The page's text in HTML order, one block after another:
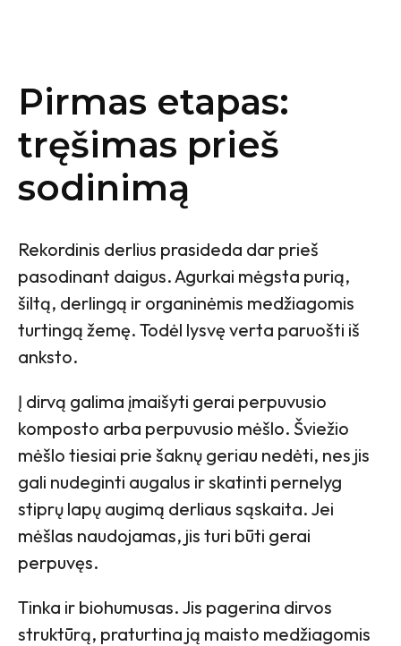
Pirmas etapas:
tręšimas prieš
sodinimą
Rekordinis derlius prasideda dar prieš
pasodinant daigus. Agurkai mėgsta purią,
šiltą, derlingą ir organinėmis medžiagomis
turtingą žemę. Todėl lysvę verta paruošti iš
anksto.
Į dirvą galima įmaišyti gerai perpuvusio
komposto arba perpuvusio mėšlo. Šviežio
mėšlo tiesiai prie šaknų geriau nedėti, nes jis
gali nudeginti augalus ir skatinti pernelyg
stiprų lapų augimą derliaus sąskaita. Jei
mėšlas naudojamas, jis turi būti gerai
perpuvęs.
Tinka ir biohumusas. Jis pagerina dirvos
struktūrą, praturtina ją maisto medžiagomis